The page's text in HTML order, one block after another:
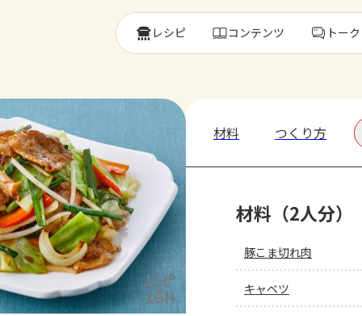
レシピ コンテンツ トーク
材料 つくり方
材料（2人分）
豚こま切れ肉
キャベツ